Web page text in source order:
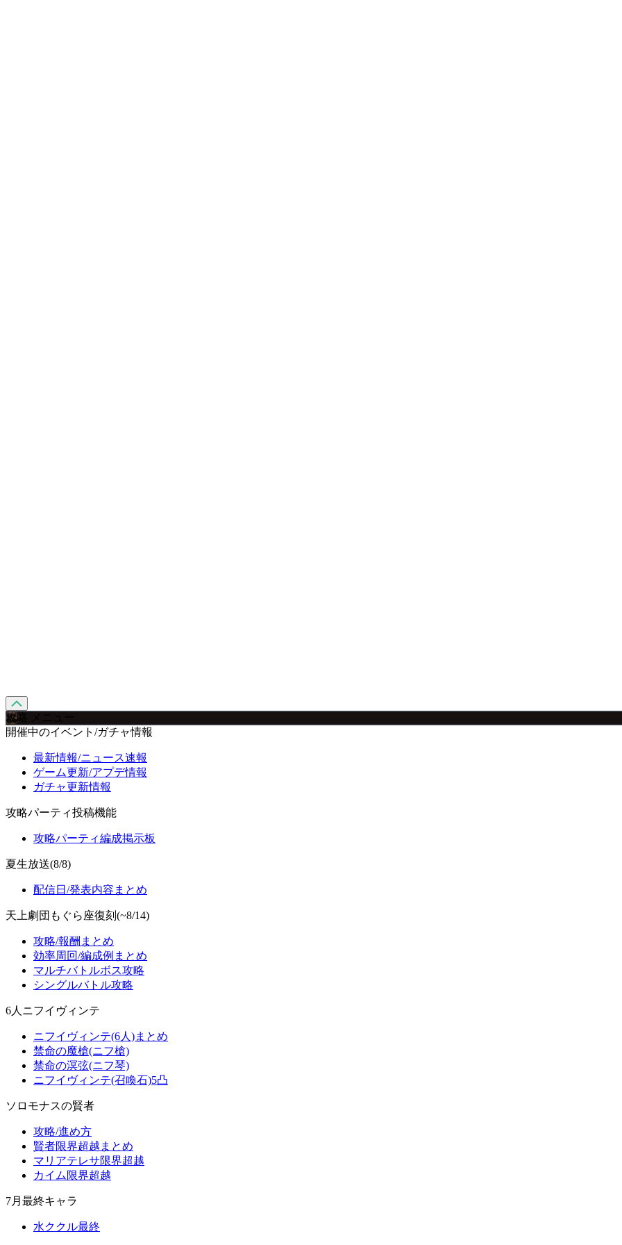
攻略 メニュー
開催中のイベント/ガチャ情報
最新情報/ニュース速報
ゲーム更新/アプデ情報
ガチャ更新情報
攻略パーティ投稿機能
攻略パーティ編成掲示板
夏生放送(8/8)
配信日/発表内容まとめ
天上劇団もぐら座復刻(~8/14)
攻略/報酬まとめ
効率周回/編成例まとめ
マルチバトルボス攻略
シングルバトル攻略
6人ニフイヴィンテ
ニフイヴィンテ(6人)まとめ
禁命の魔槍(ニフ槍)
禁命の溟弦(ニフ琴)
ニフイヴィンテ(召喚石)5凸
ソロモナスの賢者
攻略/進め方
賢者限界超越まとめ
マリアテレサ限界超越
カイム限界超越
7月最終キャラ
水ククル最終